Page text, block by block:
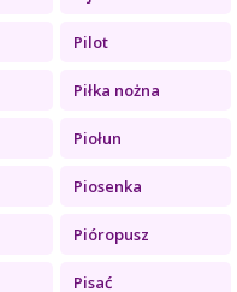
Pilot
Piłka nożna
Piołun
Piosenka
Pióropusz
Pisać